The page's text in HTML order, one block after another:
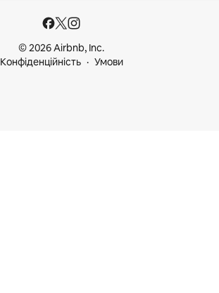
© 2026 Airbnb, Inc.
Конфіденційність
Умови